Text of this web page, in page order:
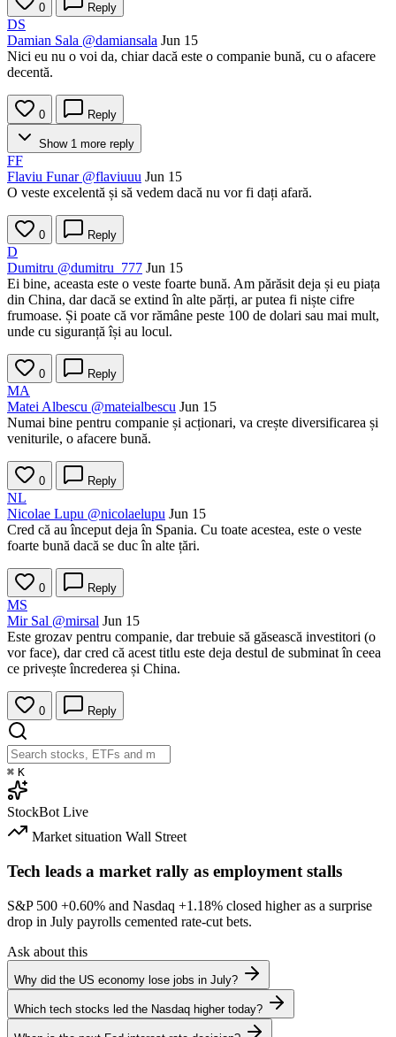
0 Reply
DS
Damian Sala @damiansala Jun 15
Nici eu nu o voi da, chiar dacă este o companie bună, cu o afacere
decentă.
0 Reply
Show 1 more reply
FF
Flaviu Funar @flaviuuu Jun 15
O veste excelentă și să vedem dacă nu vor fi dați afară.
0 Reply
D
Dumitru @dumitru_777 Jun 15
Ei bine, aceasta este o veste foarte bună. Am părăsit deja și eu piața
din China, dar dacă se extind în alte părți, ar putea fi niște cifre
frumoase. Și poate că vor rămâne peste 100 de dolari sau mai mult,
unde cu siguranță își au locul.
0 Reply
MA
Matei Albescu @mateialbescu Jun 15
Numai bine pentru companie și acționari, va crește diversificarea și
veniturile, o afacere bună.
0 Reply
NL
Nicolae Lupu @nicolaelupu Jun 15
Cred că au început deja în Spania. Cu toate acestea, este o veste
foarte bună dacă se duc în alte țări.
0 Reply
MS
Mir Sal @mirsal Jun 15
Este grozav pentru companie, dar trebuie să găsească investitori (o
vor face), dar cred că acest titlu este deja destul de subminat în ceea
ce privește încrederea și China.
0 Reply
⌘ K
StockBot Live
Market situation Wall Street
Tech leads a market rally as employment stalls
S&P 500 +0.60% and Nasdaq +1.18% closed higher as a surprise
drop in July payrolls cemented rate-cut bets.
Ask about this
Why did the US economy lose jobs in July?
Which tech stocks led the Nasdaq higher today?